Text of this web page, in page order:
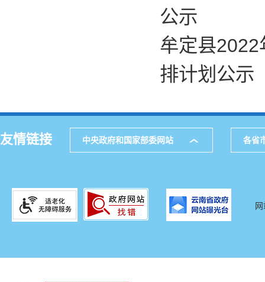
公示
牟定县
排计划公示
友情链接 中央政府和国家部委网站 各省